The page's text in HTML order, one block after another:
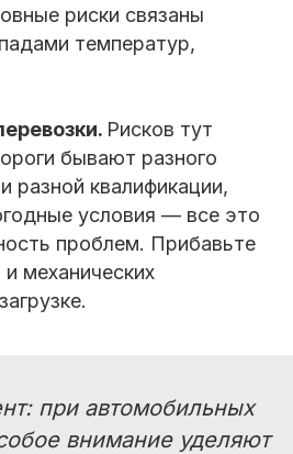
риски связаны
температур,
Рисков тут
бывают разного
разной квалификации,
условия — все это
проблем. Прибавьте
механических
при автомобильных
внимание уделяют